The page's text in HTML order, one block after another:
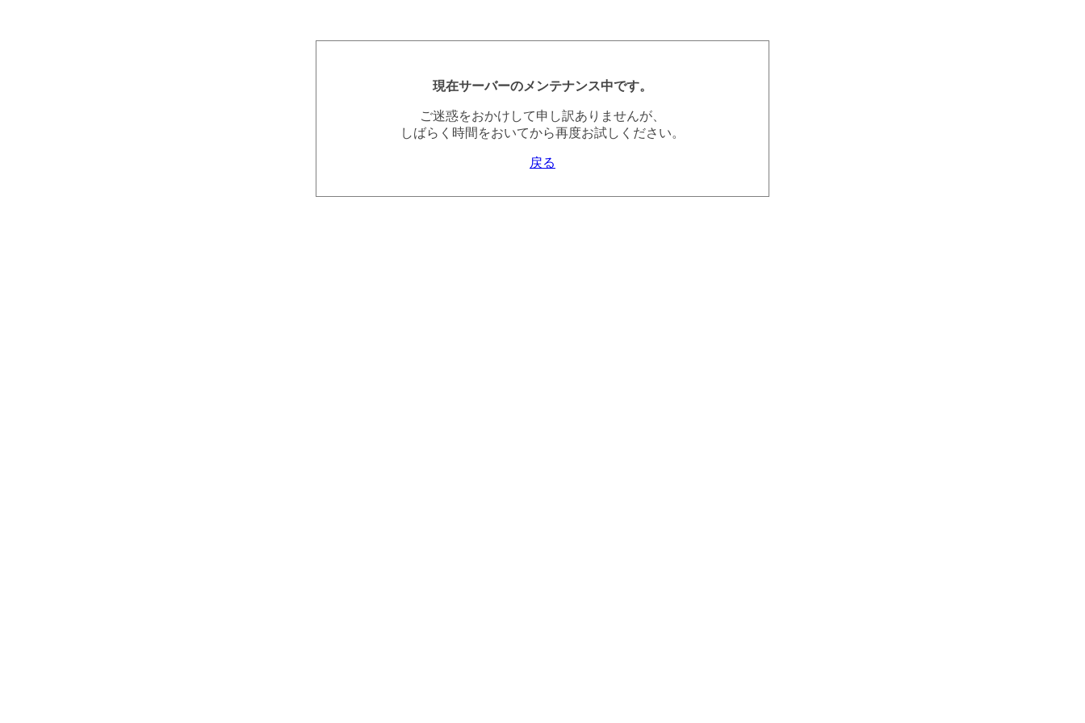
現在サーバーのメンテナンス中です。
ご迷惑をおかけして申し訳ありませんが、
しばらく時間をおいてから再度お試しください。
戻る